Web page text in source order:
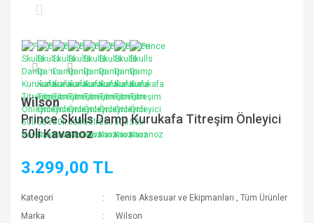
Wilson
Prince Skulls Damp Kurukafa Titreşim Önleyici
50li Kavanoz
3.299,00 TL
Kategori Tenis Aksesuar ve Ekipmanları ,Tüm Ürünler
Marka
Wilson